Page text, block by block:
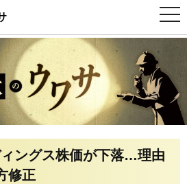
t
o
g
a
i
a
ングス株価が下落…理由
修正